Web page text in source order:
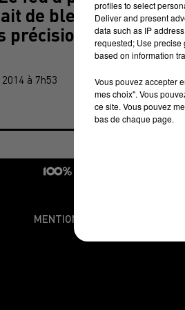
de blessé, mais
précisions de notre
à 7h53
MENTIONS LÉGALES
profiles to select
Deliver and present
data such as IP
requested; Use precise
based on information
Vous pouvez accepter
mes choix". Vous
ce site. Vous pouvez
bas de chaque page.